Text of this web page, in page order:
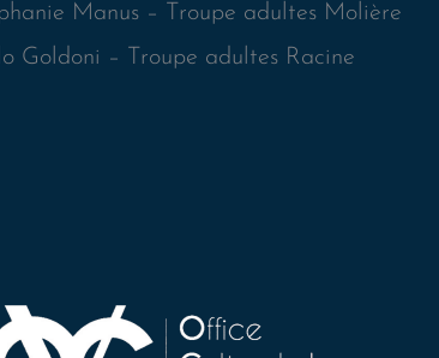
Manus – Troupe adultes Molière
Goldoni – Troupe adultes Racine